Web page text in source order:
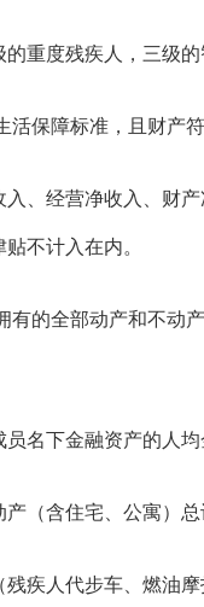
重度残疾人，三级的
保障标准，且财产符
经营净收入、财产
不计入在内。
全部动产和不动产
下金融资产的人均
含住宅、公寓）总
疾人代步车、燃油摩